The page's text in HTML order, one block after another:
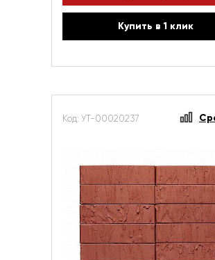
Купить в 1 клик
Код: УТ-00020237